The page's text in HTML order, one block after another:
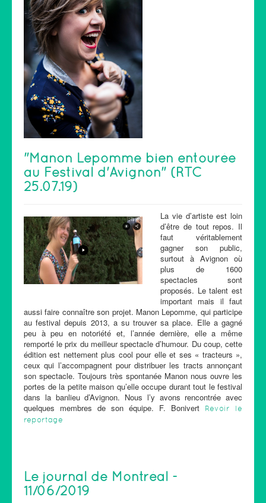
"Manon Lepomme bien entourée
au Festival d'Avignon" (RTC
25.07.19)
La vie d’artiste est loin
d’être de tout repos. Il
faut véritablement
gagner son public,
surtout à Avignon où
plus de 1600
spectacles sont
proposés. Le talent est
important mais il faut
aussi faire connaître son projet. Manon Lepomme, qui participe
au festival depuis 2013, a su trouver sa place. Elle a gagné
peu à peu en notoriété et, l’année dernière, elle a même
remporté le prix du meilleur spectacle d’humour. Du coup, cette
édition est nettement plus cool pour elle et ses « tracteurs »,
ceux qui l’accompagnent pour distribuer les tracts annonçant
son spectacle. Toujours très spontanée Manon nous ouvre les
portes de la petite maison qu’elle occupe durant tout le festival
dans la banlieu d’Avignon. Nous l’y avons rencontrée avec
quelques membres de son équipe. F. Bonivert
Revoir le
reportage
Le journal de Montréal -
11/06/2019